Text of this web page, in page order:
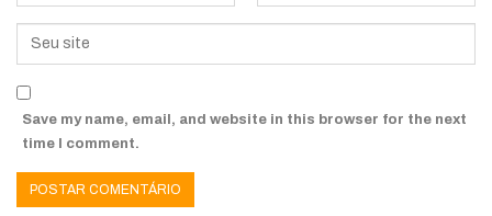
Save my name, email, and website in this browser for the next
time I comment.